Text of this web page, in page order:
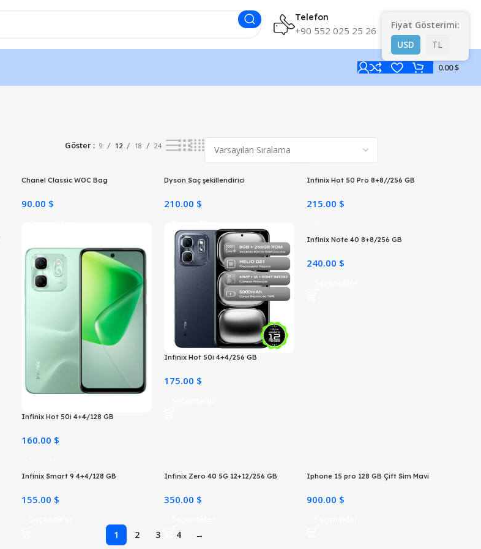
Telefon
+90 552 025 25 26 Kur Bilgileri
0.00 $
Göster 9 12 18 24
Chanel Classic WOC Bag
90.00 $
Dyson Saç şekillendirici
210.00 $
Infinix Hot 50 Pro 8+8//256 GB
215.00 $
Infinix Hot 50i 4+4/128 GB
160.00 $
Infinix Hot 50i 4+4/256 GB
175.00 $
Infinix Note 40 8+8/256 GB
240.00 $
Infinix Smart 9 4+4/128 GB
155.00 $
Infinix Zero 40 5G 12+12/256 GB
350.00 $
Iphone 15 pro 128 GB Çift Sim Mavi
900.00 $
1 2 3 4 →
Fiyat Gösterimi:
USD
TL